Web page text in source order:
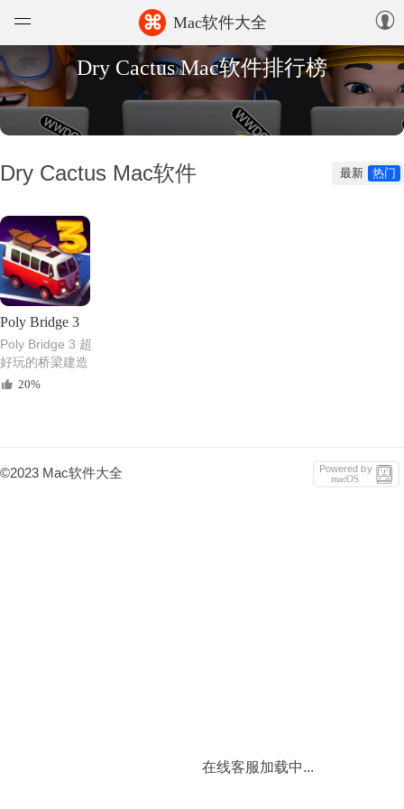
⌘ Mac软件大全
软件
游戏
论坛
上传
Dry Cactus Mac软件排行榜
Dry Cactus Mac软件 最新 热门
Poly Bridge 3
Poly Bridge 3 超
好玩的桥梁建造
益智游戏
20%
©2023 Mac软件大全
Powered by
macOS
在线客服加载中...